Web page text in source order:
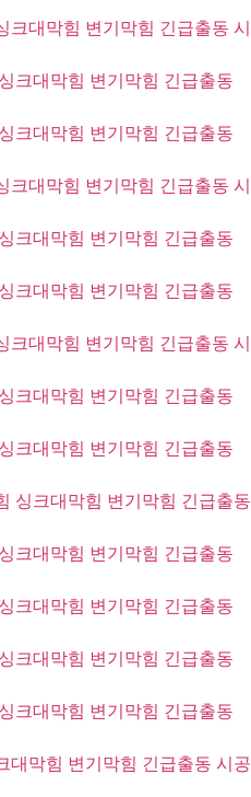
크대막힘 변기막힘 긴급출동 시
크대막힘 변기막힘 긴급출동
크대막힘 변기막힘 긴급출동
크대막힘 변기막힘 긴급출동 시
크대막힘 변기막힘 긴급출동
크대막힘 변기막힘 긴급출동
크대막힘 변기막힘 긴급출동 시
크대막힘 변기막힘 긴급출동
크대막힘 변기막힘 긴급출동
싱크대막힘 변기막힘 긴급출동
크대막힘 변기막힘 긴급출동
크대막힘 변기막힘 긴급출동
크대막힘 변기막힘 긴급출동
크대막힘 변기막힘 긴급출동
대막힘 변기막힘 긴급출동 시공